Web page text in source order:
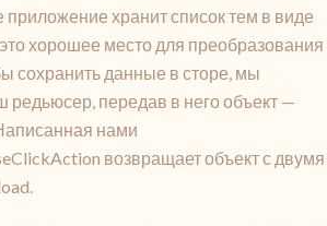
хранит список тем в виде
хорошее место для преобразования
сохранить данные в сторе, мы
передав в него объект —
нами
возвращает объект с двумя